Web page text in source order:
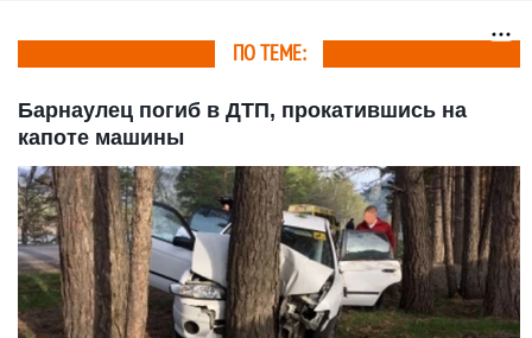
ПО ТЕМЕ:
Барнаулец погиб в ДТП, прокатившись на
капоте машины